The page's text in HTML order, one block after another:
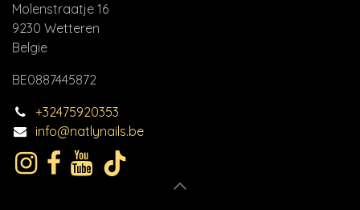
Molenstraatje 16
9230 Wetteren
Belgie
BE0887445872
+32475920353
info@natlynails.be